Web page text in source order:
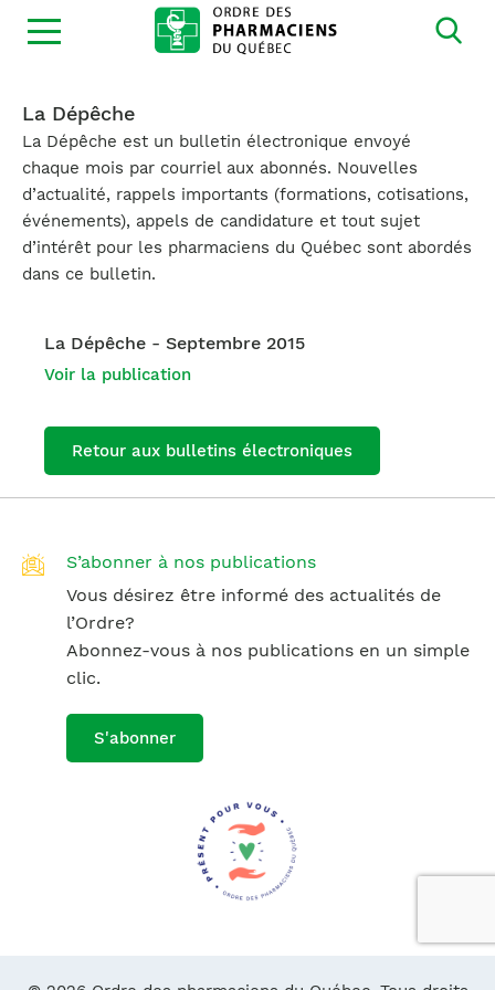
Ouvrir
la
La Dépêche
La Dépêche est un bulletin électronique envoyé
chaque mois par courriel aux abonnés. Nouvelles
d’actualité, rappels importants (formations, cotisations,
événements), appels de candidature et tout sujet
d’intérêt pour les pharmaciens du Québec sont abordés
dans ce bulletin.
La Dépêche - Septembre 2015
Voir la publication
Retour aux bulletins électroniques
S’abonner à nos publications
Vous désirez être informé des actualités de
l’Ordre?
Abonnez-vous à nos publications en un simple
clic.
S'abonner